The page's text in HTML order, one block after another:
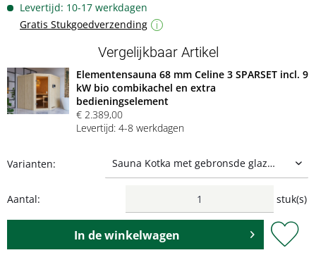
Levertijd: 10-17 werkdagen
Gratis Stukgoedverzending
i
Vergelijkbaar Artikel
Elementensauna 68 mm Celine 3 SPARSET incl. 9
kW bio combikachel en extra
bedieningselement
€ 2.389,00
Levertijd: 4-8 werkdagen
Varianten:
Aantal: stuk(s)
In dewinkelwagen